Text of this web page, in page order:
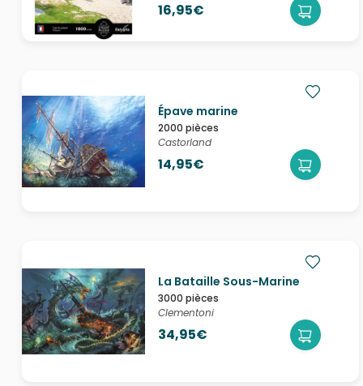
16,95€
Épave marine
2000 pièces
Castorland
14,95€
La Bataille Sous-Marine
3000 pièces
Clementoni
34,95€